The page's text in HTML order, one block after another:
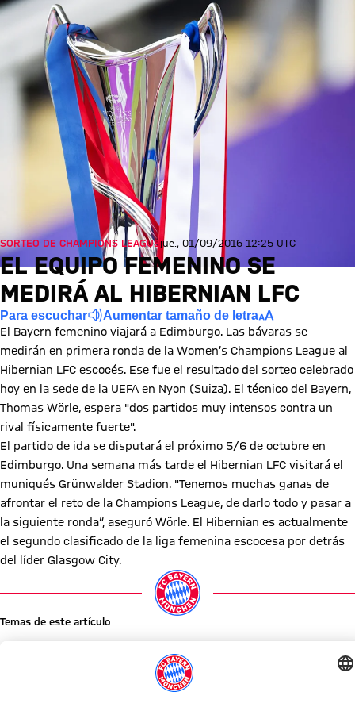
SORTEO DE CHAMPIONS LEAGUEjue., 01/09/2016 12:25 UTC
EL EQUIPO FEMENINO SE
MEDIRÁ AL HIBERNIAN LFC
Para escuchar Aumentar tamaño de letra
El Bayern femenino viajará a Edimburgo. Las bávaras se
medirán en primera ronda de la Women’s Champions League al
Hibernian LFC escocés. Ese fue el resultado del sorteo celebrado
hoy en la sede de la UEFA en Nyon (Suiza). El técnico del Bayern,
Thomas Wörle, espera "dos partidos muy intensos contra un
rival físicamente fuerte".
El partido de ida se disputará el próximo 5/6 de octubre en
Edimburgo. Una semana más tarde el Hibernian LFC visitará el
muniqués Grünwalder Stadion. "Tenemos muchas ganas de
afrontar el reto de la Champions League, de darlo todo y pasar a
la siguiente ronda“, aseguró Wörle. El Hibernian es actualmente
el segundo clasificado de la liga femenina escocesa por detrás
del líder Glasgow City.
Temas de este artículo
Liga de Campeones Femenina